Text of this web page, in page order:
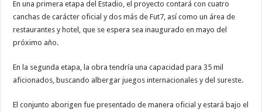
En una primera etapa del Estadio, el proyecto contará con cuatro
canchas de carácter oficial y dos más de Fut7, así como un área de
restaurantes y hotel, que se espera sea inaugurado en mayo del
próximo año.
En la segunda etapa, la obra tendría una capacidad para 35 mil
aficionados, buscando albergar juegos internacionales y del sureste.
El conjunto aborigen fue presentado de manera oficial y estará bajo el